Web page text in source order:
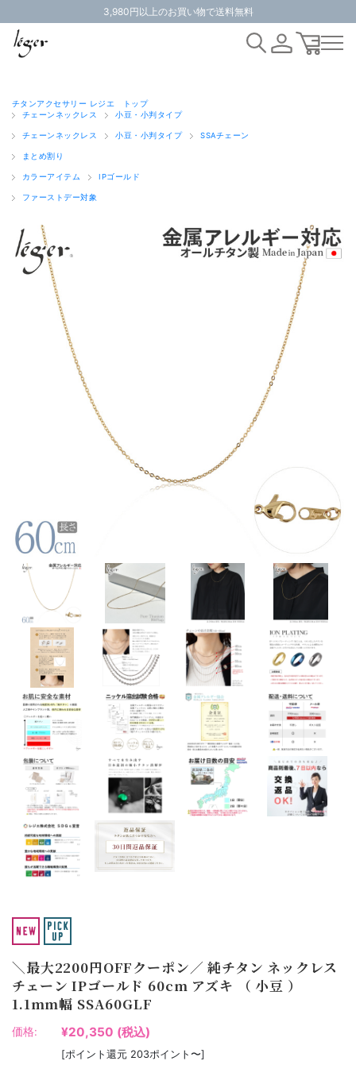
3,980円以上のお買い物で送料無料
チタンアクセサリー レジエ トップ
チェーンネックレス
小豆・小判タイプ
チェーンネックレス 小豆・小判タイプ SSAチェーン
まとめ割り
カラーアイテム IPゴールド
ファーストデー対象
＼最大2200円OFFクーポン／ 純チタン ネックレス
チェーン IPゴールド 60cm アズキ （ 小豆 ）
1.1mm幅 SSA60GLF
価格: ¥20,350 (税込)
[ポイント還元 203ポイント〜]